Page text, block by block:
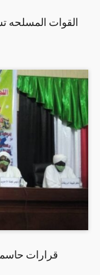
القوات المسلحه
قرارات